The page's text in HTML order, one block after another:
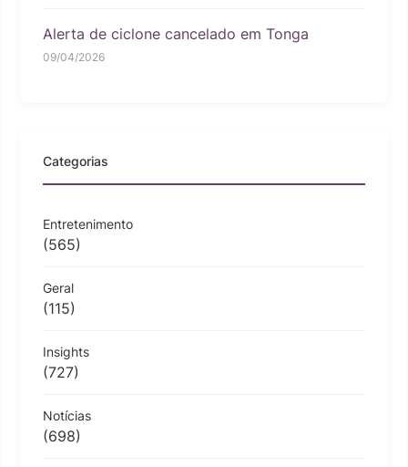
Alerta de ciclone cancelado em Tonga
09/04/2026
Categorias
Entretenimento
(565)
Geral
(115)
Insights
(727)
Notícias
(698)